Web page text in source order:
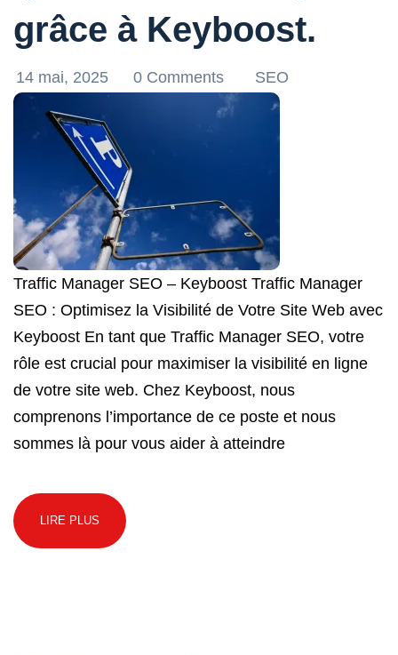
grâce à Keyboost.
14 mai, 2025 0 Comments SEO
Traffic Manager SEO – Keyboost Traffic Manager
SEO : Optimisez la Visibilité de Votre Site Web avec
Keyboost En tant que Traffic Manager SEO, votre
rôle est crucial pour maximiser la visibilité en ligne
de votre site web. Chez Keyboost, nous
comprenons l’importance de ce poste et nous
sommes là pour vous aider à atteindre
LIRE PLUS